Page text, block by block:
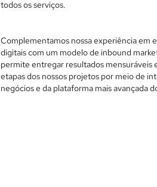
todos os serviços.
Complementamos nossa experiência em
digitais com um modelo de inbound
permite entregar resultados mensuráveis
etapas dos nossos projetos por meio de
negócios e da plataforma mais avançada